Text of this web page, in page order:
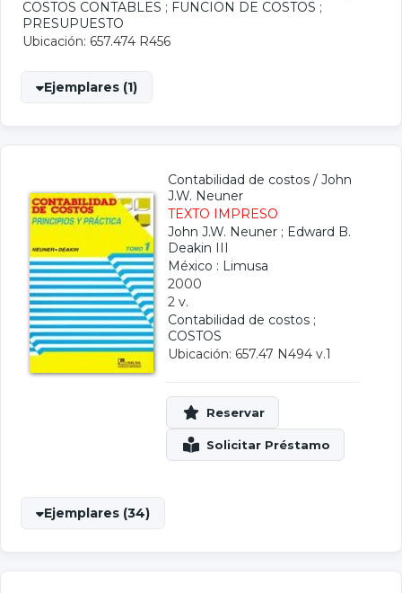
COSTOS CONTABLES ; FUNCION DE COSTOS ;
PRESUPUESTO
Ubicación: 657.474 R456
Ejemplares (1)
Contabilidad de costos / John
J.W. Neuner
TEXTO IMPRESO
John J.W. Neuner ; Edward B.
Deakin III
México : Limusa
2000
2 v.
Contabilidad de costos ;
COSTOS
Ubicación: 657.47 N494 v.1
Ejemplares (34)